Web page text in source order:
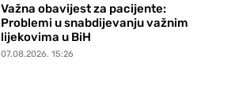
Važna obavijest za pacijente:
Problemi u snabdijevanju važnim
lijekovima u BiH
07.08.2026. 15:26